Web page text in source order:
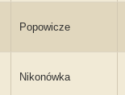
Popowicze
Nikonówka